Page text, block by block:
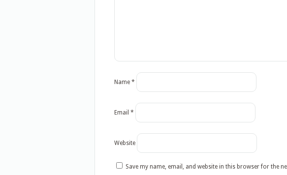
Name *
Email *
Website
Save my name, email, and website in this browser for the